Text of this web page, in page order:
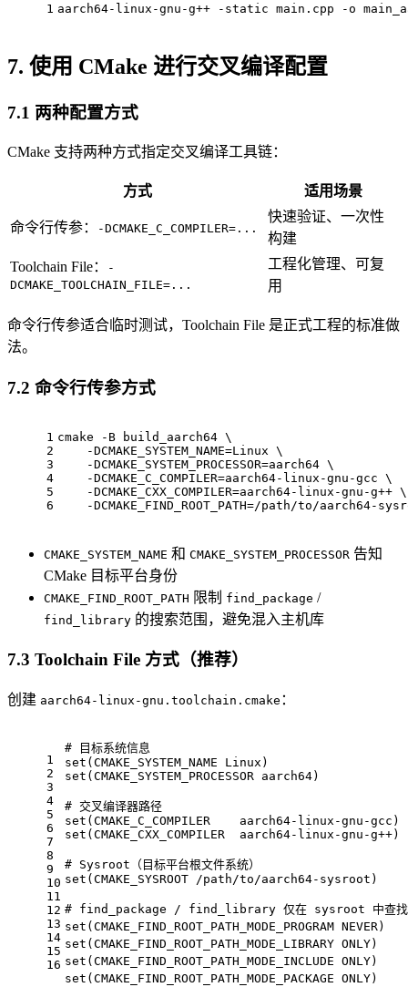
1 aarch64-linux-gnu-g++ -static main.cpp -o
7. 使用 CMake 进行交叉编译配置
7.1 两种配置方式
CMake 支持两种方式指定交叉编译工具链：
方式 适用场景
命令行传参： -DCMAKE_C_COMPILER=...
快速验证、一次性
构建
Toolchain File：
-
DCMAKE_TOOLCHAIN_FILE=...
工程化管理、可复
用
命令行传参适合临时测试，Toolchain File 是正式工程的标准做
法。
7.2 命令行传参方式
1
2
3
4
5
6
cmake -B build_aarch64 \
    -DCMAKE_SYSTEM_NAME=Linux \
    -DCMAKE_SYSTEM_PROCESSOR=aarch64 \
    -DCMAKE_C_COMPILER=aarch64-linux-gnu-gcc \
    -DCMAKE_CXX_COMPILER=aarch64-linux-gnu-g++ \
-DCMAKE_FIND_ROOT_PATH=/path/to/aarch64-
CMAKE_SYSTEM_NAME 和 CMAKE_SYSTEM_PROCESSOR 告知
CMake 目标平台身份
CMAKE_FIND_ROOT_PATH 限制 find_package /
find_library 的搜索范围，避免混入主机库
7.3 Toolchain File 方式（推荐）
创建 aarch64-linux-gnu.toolchain.cmake ：
1
2
3
4
5
6
7
8
9
10
11
12
13
14
15
16
# 目标系统信息
set (CMAKE_SYSTEM_NAME Linux)
set (CMAKE_SYSTEM_PROCESSOR aarch64)
# 交叉编译器路径
set (CMAKE_C_COMPILER    aarch64-linux-gnu-gcc)
set (CMAKE_CXX_COMPILER  aarch64-linux-gnu-g++)
# Sysroot（目标平台根文件系统）
set (CMAKE_SYSROOT /path/to/aarch64-sysroot)
# find_package / find_library 仅在 sysroot 中查找
set (CMAKE_FIND_ROOT_PATH_MODE_PROGRAM
set (CMAKE_FIND_ROOT_PATH_MODE_LIBRARY
set (CMAKE_FIND_ROOT_PATH_MODE_INCLUDE
set (CMAKE_FIND_ROOT_PATH_MODE_PACKAGE